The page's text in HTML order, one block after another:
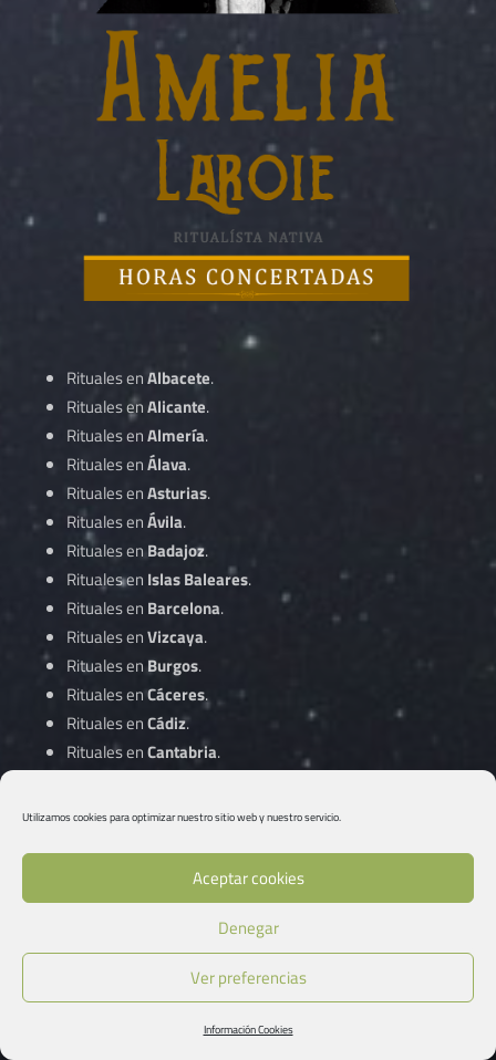
Utilizamos cookies para optimizar nuestro sitio web y nuestro servicio.
Aceptar cookies
Denegar
Ver preferencias
Información Cookies
Rituales enAlbacete.
Rituales enAlicante.
Rituales enAlmería.
Rituales enÁlava.
Rituales enAsturias.
Rituales enÁvila.
Rituales en Badajoz.
Rituales en Islas Baleares.
Rituales en Barcelona.
Rituales enVizcaya.
Rituales en Burgos.
Rituales enCáceres.
Rituales enCádiz.
Rituales enCantabria.
Rituales enCiudad Real.
Gipuzkoa.
Rituales enGirona.
Granada.